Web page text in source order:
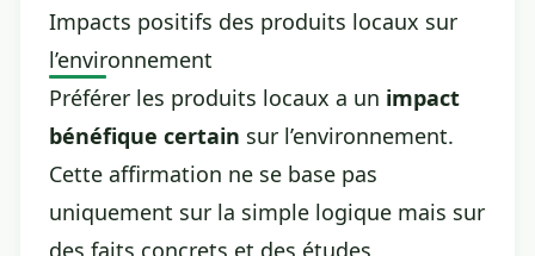
Impacts positifs des produits locaux sur
l’environnement
Préférer les produits locaux a un impact
bénéfique certain sur l’environnement.
Cette affirmation ne se base pas
uniquement sur la simple logique mais sur